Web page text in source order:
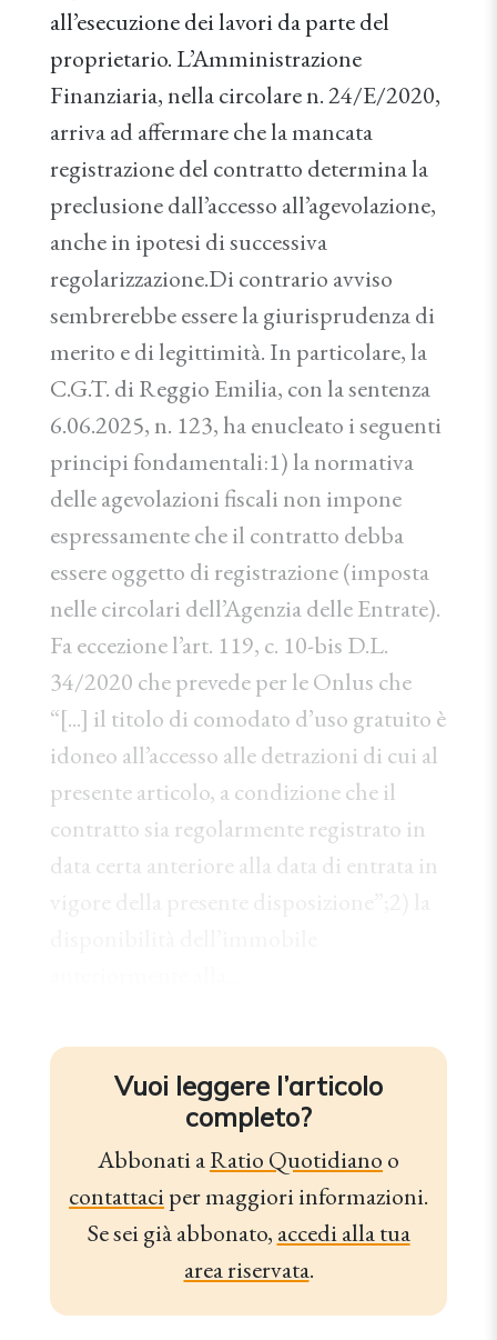
all’esecuzione dei lavori da parte del
proprietario. L’Amministrazione
Finanziaria, nella circolare n. 24/E/2020,
arriva ad affermare che la mancata
registrazione del contratto determina la
preclusione dall’accesso all’agevolazione,
anche in ipotesi di successiva
regolarizzazione.Di contrario avviso
sembrerebbe essere la giurisprudenza di
merito e di legittimità. In particolare, la
C.G.T. di Reggio Emilia, con la sentenza
6.06.2025, n. 123, ha enucleato i seguenti
principi fondamentali:1) la normativa
delle agevolazioni fiscali non impone
espressamente che il contratto debba
essere oggetto di registrazione (imposta
nelle circolari dell’Agenzia delle Entrate).
Fa eccezione l’art. 119, c. 10-bis D.L.
34/2020 che prevede per le Onlus che
“[...] il titolo di comodato d’uso gratuito è
idoneo all’accesso alle detrazioni di cui al
presente articolo, a condizione che il
contratto sia regolarmente registrato in
data certa anteriore alla data di entrata in
Vuoi leggere l’articolo
completo?
Abbonati aRatio Quotidiano o
contattaciper maggiori informazioni.
Se sei già abbonato, accedi alla tua
area riservata.